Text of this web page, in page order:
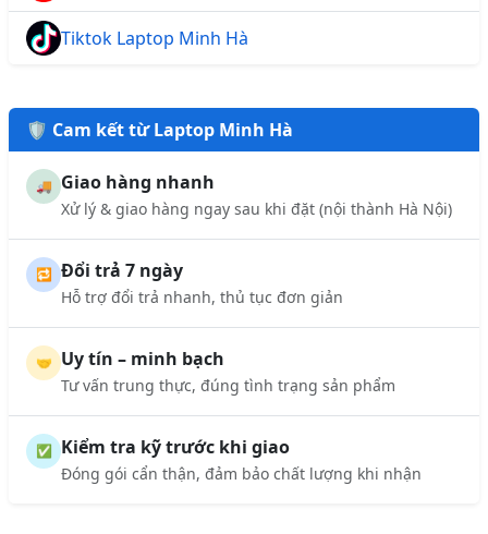
Tiktok Laptop Minh Hà
🛡️ Cam kết từ Laptop Minh Hà
🚚 Giao hàng nhanh
Xử lý & giao hàng ngay sau khi đặt (nội thành Hà Nội)
🔁 Đổi trả 7 ngày
Hỗ trợ đổi trả nhanh, thủ tục đơn giản
🤝 Uy tín – minh bạch
Tư vấn trung thực, đúng tình trạng sản phẩm
✅ Kiểm tra kỹ trước khi giao
Đóng gói cẩn thận, đảm bảo chất lượng khi nhận